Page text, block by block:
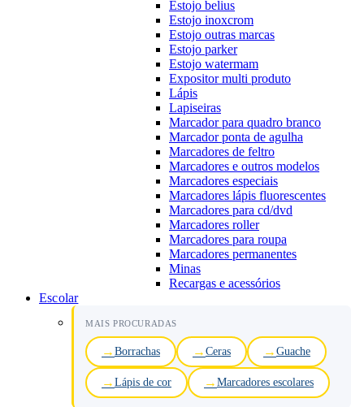
Estojo belius
Estojo inoxcrom
Estojo outras marcas
Estojo parker
Estojo watermam
Expositor multi produto
Lápis
Lapiseiras
Marcador para quadro branco
Marcador ponta de agulha
Marcadores de feltro
Marcadores e outros modelos
Marcadores especiais
Marcadores lápis fluorescentes
Marcadores para cd/dvd
Marcadores roller
Marcadores para roupa
Marcadores permanentes
Minas
Recargas e acessórios
Escolar
MAIS PROCURADAS
Borrachas Ceras Guache
Lápis de cor Marcadores escolares